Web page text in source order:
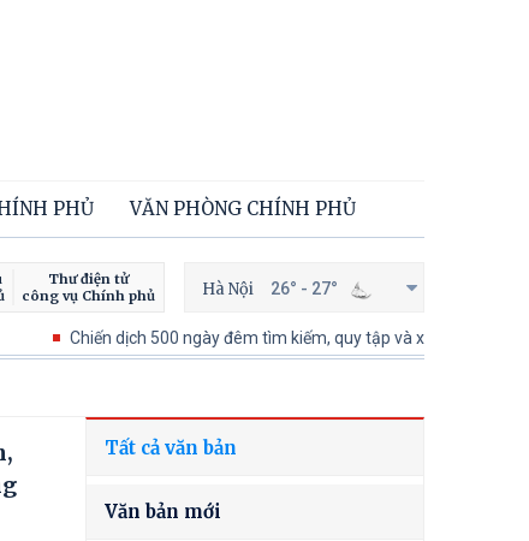
PHỦ VĂN PHÒNG CHÍNH PHỦ
Thư điện tử
công vụ Chính phủ
Hà Nội 26° - 27°
Chiến dịch 500 ngày đêm tìm kiếm, quy tập và xác định danh tính hài
Tất cả văn bản
Văn bản mới